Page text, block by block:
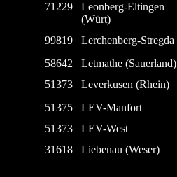
71229
Leonberg-Eltingen
(Würt)
99819 Lerchenberg-Stregda
58642
Letmathe (Sauerland)
51373
Leverkusen (Rhein)
51375
LEV-Manfort
51373
LEV-West
31618
Liebenau (Weser)